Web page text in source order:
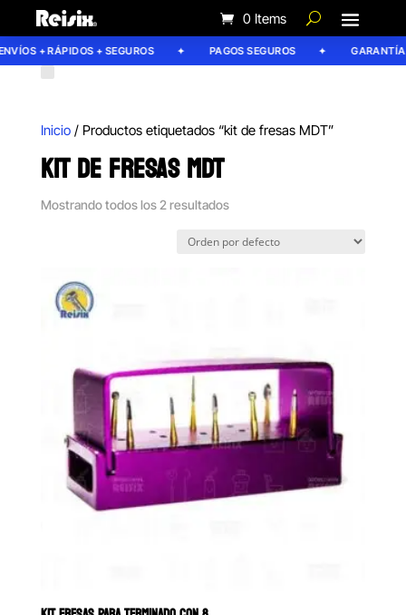
0 Items
+ RÁPIDOS + SEGUROS PAGOS SEGUROS GARANTÍA
Inicio/ Productos etiquetados “kit de fresas MDT”
KIT DE FRESAS MDT
Mostrando todos los 2 resultados